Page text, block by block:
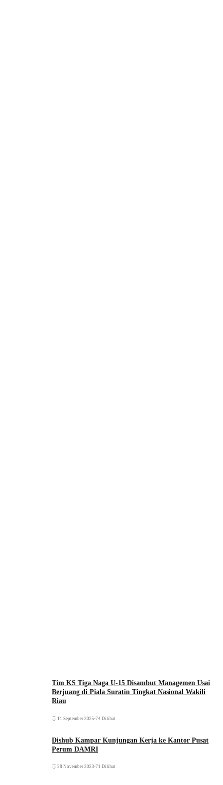
Tim KS Tiga Naga U-15 Disambut Managemen Usai
Berjuang di Piala Suratin Tingkat Nasional Wakili
Riau
11 September 2025 •74 Dilihat
Dishub Kampar Kunjungan Kerja ke Kantor Pusat
Perum DAMRI
28 November 2023 •71 Dilihat